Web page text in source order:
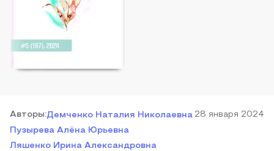
Авторы:Демченко Наталия Николаевна
Пузырева Алёна Юрьевна
Ляшенко Ирина Александровна
28 января 2024